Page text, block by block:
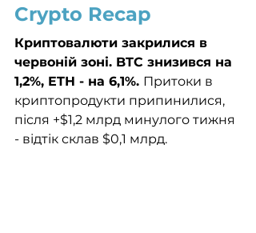
Crypto Recap
Криптовалюти закрилися в
червоній зоні. BTC знизився на
1,2%, ETH - на 6,1%. Притоки в
криптопродукти припинилися,
після +$1,2 млрд минулого тижня
- відтік склав $0,1 млрд.